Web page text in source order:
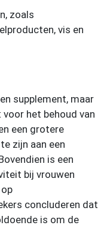
zoals
vis en
supplement, maar
het behoud van
een grotere
zijn aan een
is een
bij vrouwen
concluderen dat
is om de